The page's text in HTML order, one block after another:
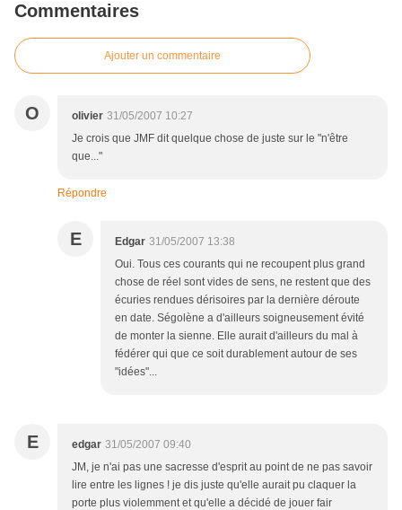
Commentaires
Ajouter un commentaire
O olivier 31/05/2007 10:27
Je crois que JMF dit quelque chose de juste sur le "n'être
que..."
Répondre
E Edgar 31/05/2007 13:38
Oui. Tous ces courants qui ne recoupent plus grand
chose de réel sont vides de sens, ne restent que des
écuries rendues dérisoires par la dernière déroute
en date. Ségolène a d'ailleurs soigneusement évité
de monter la sienne. Elle aurait d'ailleurs du mal à
fédérer qui que ce soit durablement autour de ses
"idées"...
E edgar 31/05/2007 09:40
JM, je n'ai pas une sacresse d'esprit au point de ne pas savoir
lire entre les lignes ! je dis juste qu'elle aurait pu claquer la
porte plus violemment et qu'elle a décidé de jouer fair